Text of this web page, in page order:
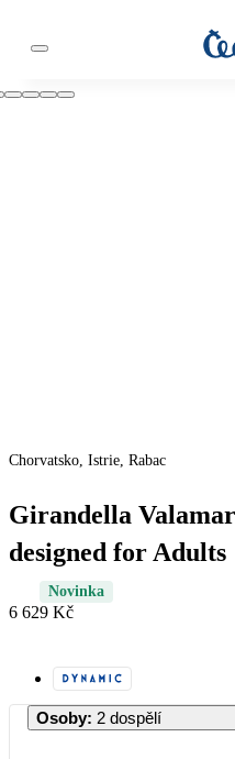
Chorvatsko, Istrie, Rabac
Girandella
designed for Adults
Novinka
6 629 Kč
Osoby: 2 dospělí